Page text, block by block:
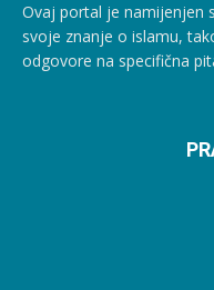
Ovaj portal je namijenjen
svoje znanje o islamu,
odgovore na specifična